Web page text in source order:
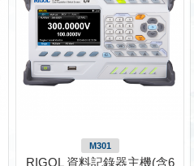
M301
RIGOL 資料記錄器主機(含6